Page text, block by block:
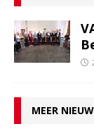
MEER